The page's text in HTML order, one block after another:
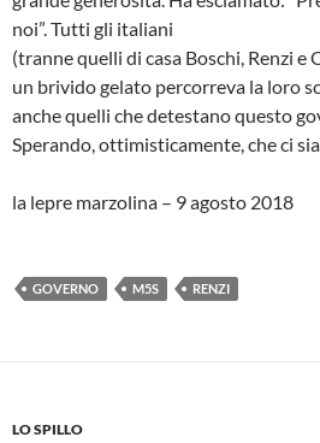
noi”. Tutti gli italiani
(tranne quelli di casa Boschi, Renzi
un brivido gelato percorreva la loro
anche quelli che detestano questo
Sperando, ottimisticamente, che ci
la lepre marzolina – 9 agosto 2018
GOVERNO M5S RENZI
LO SPILLO